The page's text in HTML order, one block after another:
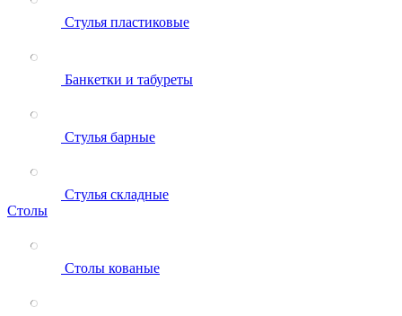
Стулья пластиковые
Банкетки и табуреты
Стулья барные
Стулья складные
Столы
Столы кованые